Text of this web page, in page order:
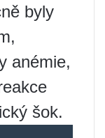
byly
anémie,
šok.